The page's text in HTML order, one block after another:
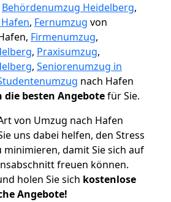
Behördenumzug Heidelberg,
, Fernumzug von
Firmenumzug,
, Praxisumzug,
, Seniorenumzug in
nach Hafen
die besten Angebotefür Sie.
von Umzug nach Hafen
uns dabei helfen, den Stress
minimieren, damit Sie sich auf
freuen können.
holen Sie sich kostenlose
Angebote!